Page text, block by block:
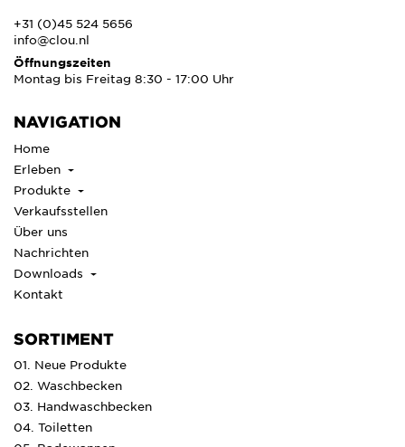
+31 (0)45 524 5656
info@clou.nl
Öffnungszeiten
Montag bis Freitag 8:30 - 17:00 Uhr
NAVIGATION
Home
Erleben
Produkte
Verkaufsstellen
Über uns
Nachrichten
Downloads
Kontakt
SORTIMENT
01. Neue Produkte
02. Waschbecken
03. Handwaschbecken
04. Toiletten